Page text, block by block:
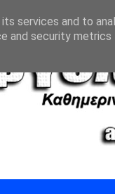
services and to
and security